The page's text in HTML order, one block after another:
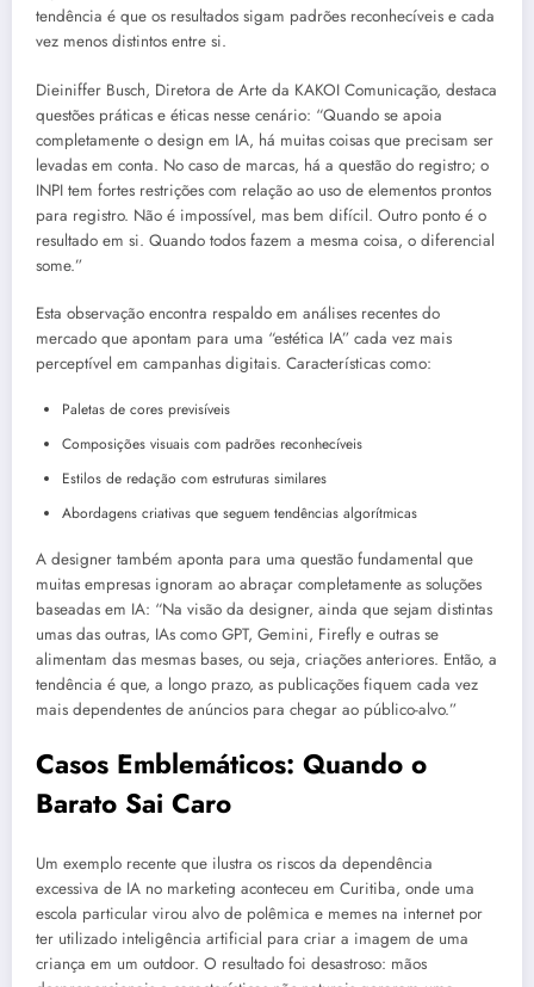
tendência é que os resultados sigam padrões reconhecíveis e cada
vez menos distintos entre si.
Dieiniffer Busch, Diretora de Arte da KAKOI Comunicação, destaca
questões práticas e éticas nesse cenário: “Quando se apoia
completamente o design em IA, há muitas coisas que precisam ser
levadas em conta. No caso de marcas, há a questão do registro; o
INPI tem fortes restrições com relação ao uso de elementos prontos
para registro. Não é impossível, mas bem difícil. Outro ponto é o
resultado em si. Quando todos fazem a mesma coisa, o diferencial
some.”
Esta observação encontra respaldo em análises recentes do
mercado que apontam para uma “estética IA” cada vez mais
perceptível em campanhas digitais. Características como:
Paletas de cores previsíveis
Composições visuais com padrões reconhecíveis
Estilos de redação com estruturas similares
Abordagens criativas que seguem tendências algorítmicas
A designer também aponta para uma questão fundamental que
muitas empresas ignoram ao abraçar completamente as soluções
baseadas em IA: “Na visão da designer, ainda que sejam distintas
umas das outras, IAs como GPT, Gemini, Firefly e outras se
alimentam das mesmas bases, ou seja, criações anteriores. Então, a
tendência é que, a longo prazo, as publicações fiquem cada vez
mais dependentes de anúncios para chegar ao público-alvo.”
Casos Emblemáticos: Quando o
Barato Sai Caro
Um exemplo recente que ilustra os riscos da dependência
excessiva de IA no marketing aconteceu em Curitiba, onde uma
escola particular virou alvo de polêmica e memes na internet por
ter utilizado inteligência artificial para criar a imagem de uma
criança em um outdoor. O resultado foi desastroso: mãos